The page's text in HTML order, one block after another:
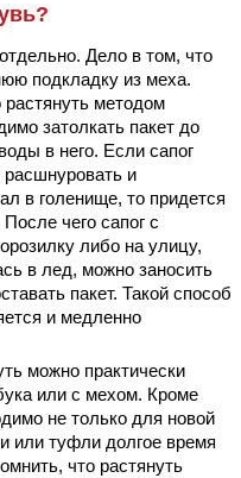
Дело в том, что
подкладку из меха.
методом
затолкать пакет до
в него. Если сапог
расшнуровать и
в голенище, то придется
чего сапог с
либо на улицу,
в лед, можно заносить
пакет. Такой способ
и медленно
можно практически
или с мехом. Кроме
не только для новой
или туфли долгое время
что растянуть